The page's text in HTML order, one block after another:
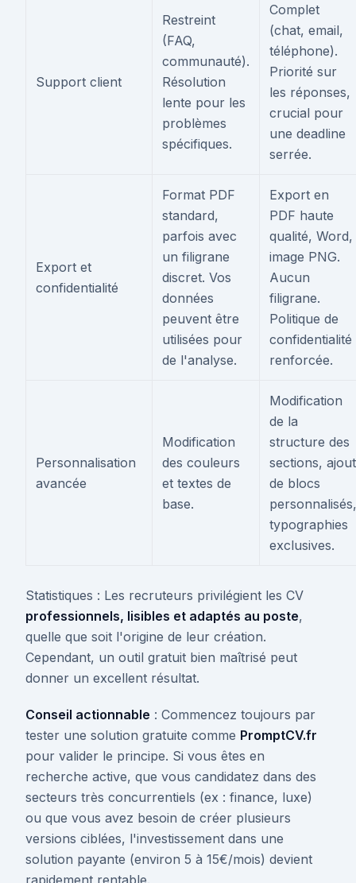
Support client
Restreint
(FAQ,
communauté).
Résolution
lente pour les
problèmes
spécifiques.
Complet
(chat, email,
téléphone).
Priorité sur
les réponses,
crucial pour
une deadline
serrée.
Export et
confidentialité
Format PDF
standard,
parfois avec
un filigrane
discret. Vos
données
peuvent être
utilisées pour
de l'analyse.
Export en
PDF haute
qualité, Word,
image PNG.
Aucun
filigrane.
Politique de
confidentialité
renforcée.
Personnalisation
avancée
Modification
des couleurs
et textes de
base.
Modification
de la
structure des
sections, ajout
de blocs
personnalisés,
typographies
exclusives.
Statistiques : Les recruteurs privilégient les CV
professionnels, lisibles et adaptés au poste,
quelle que soit l'origine de leur création.
Cependant, un outil gratuit bien maîtrisé peut
donner un excellent résultat.
Conseil actionnable : Commencez toujours par
tester une solution gratuite comme PromptCV.fr
pour valider le principe. Si vous êtes en
recherche active, que vous candidatez dans des
secteurs très concurrentiels (ex : finance, luxe)
ou que vous avez besoin de créer plusieurs
versions ciblées, l'investissement dans une
solution payante (environ 5 à 15€/mois) devient
rapidement rentable.